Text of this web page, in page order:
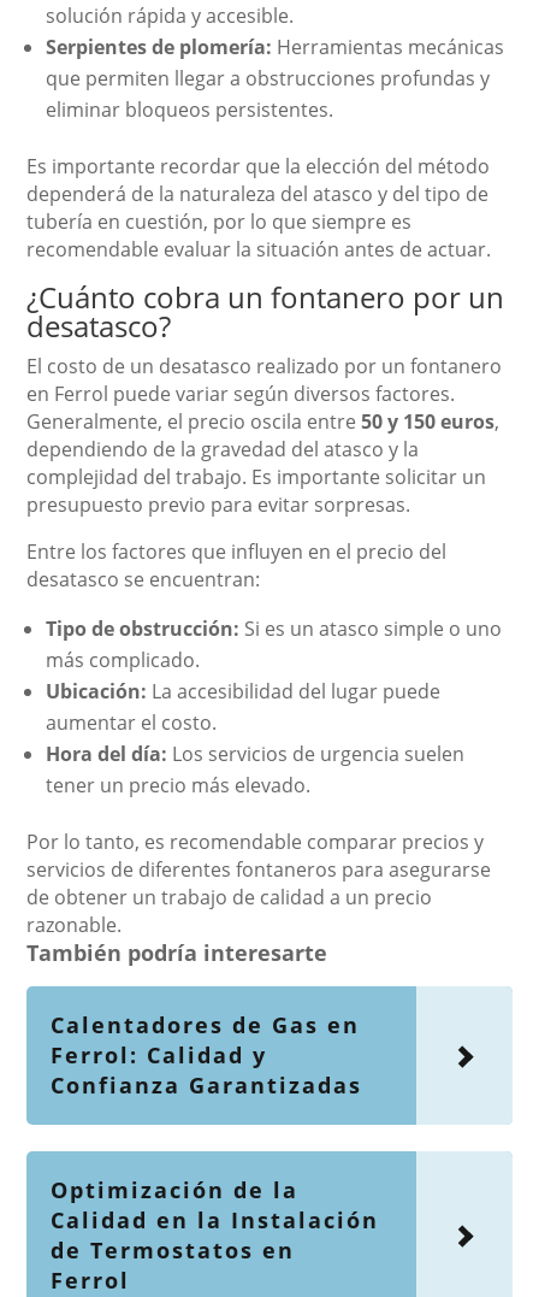
solución rápida y accesible.
Serpientes de plomería: Herramientas mecánicas
que permiten llegar a obstrucciones profundas y
eliminar bloqueos persistentes.
Es importante recordar que la elección del método
dependerá de la naturaleza del atasco y del tipo de
tubería en cuestión, por lo que siempre es
recomendable evaluar la situación antes de actuar.
¿Cuánto cobra un fontanero por un
desatasco?
El costo de un desatasco realizado por un fontanero
en Ferrol puede variar según diversos factores.
Generalmente, el precio oscila entre50 y 150 euros,
dependiendo de la gravedad del atasco y la
complejidad del trabajo. Es importante solicitar un
presupuesto previo para evitar sorpresas.
Entre los factores que influyen en el precio del
desatasco se encuentran:
Tipo de obstrucción: Si es un atasco simple o uno
más complicado.
Ubicación: La accesibilidad del lugar puede
aumentar el costo.
Hora del día: Los servicios de urgencia suelen
tener un precio más elevado.
Por lo tanto, es recomendable comparar precios y
servicios de diferentes fontaneros para asegurarse
de obtener un trabajo de calidad a un precio
razonable.
También podría interesarte
Calentadores de Gas en
Ferrol: Calidad y
Confianza Garantizadas
Optimización de la
Calidad en la Instalación
de Termostatos en
Ferrol